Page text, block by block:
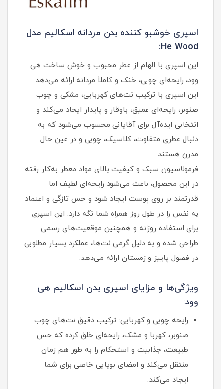
اسپری خوشبو کننده بدن مردانه اسکالیم مدل
He Wood:
این اسپری با الهام از عطر محبوب و خوش‌ ساخت هی
وود، رایحه‌ای چوبی، خنک و کاملاً مردانه ارائه می‌دهد.
این اسپری با ترکیب نت‌های کهربایی، مشکی و چوب
صنوبر، رایحه‌ای عمیق، باوقار و پایدار ایجاد می‌کند و
انتخابی ایده‌آل برای آقایانی محسوب می‌شود که به
دنبال عطری متفاوت، کلاسیک، چوبی و در عین‌ حال
مدرن هستند.
فرمولاسیون سبک و کیفیت بالای مواد معطر به‌کار رفته
در این محصول، باعث می‌شود رایحه‌ای لطیف اما
قدرتمند بر روی پوست ایجاد شود و حس تازگی و اعتماد
به‌ نفس را در طول روز همراه شما نگه دارد. این اسپری
برای استفاده روزانه و همچنین موقعیت‌های رسمی
طراحی شده و به دلیل گرمی نت‌ها، عملکرد بسیار مطلوبی
در فصول پاییز و زمستان ارائه می‌دهد.
ویژگی‌ها و مزایای اسپری بدن اسکالیم هی
وود:
رایحه چوبی و کهربایی: ترکیب دقیق نت‌های چوب
صنوبر، کهربا و مشک، رایحه‌ای خلق کرده که حس
طبیعت، جذابیت و استحکام را به‌ طور هم‌ زمان
منتقل می‌کند و امضای بویایی خاصی برای شما
ایجاد می‌کند.